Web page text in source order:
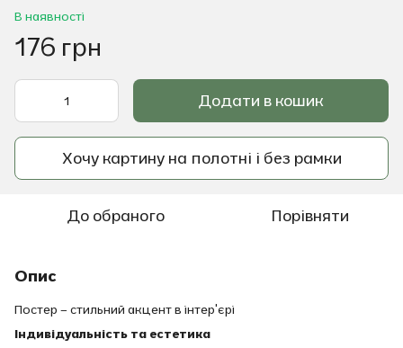
В наявності
176 грн
Додати в кошик
Хочу картину на полотні і без рамки
До обраного Порівняти
Опис
Постер – стильний акцент в інтер'єрі
Індивідуальність та естетика